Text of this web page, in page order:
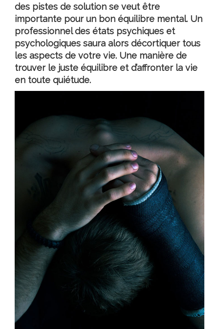
des pistes de solution se veut être
importante pour un bon équilibre mental. Un
professionnel des états psychiques et
psychologiques saura alors décortiquer tous
les aspects de votre vie. Une manière de
trouver le juste équilibre et d’affronter la vie
en toute quiétude.